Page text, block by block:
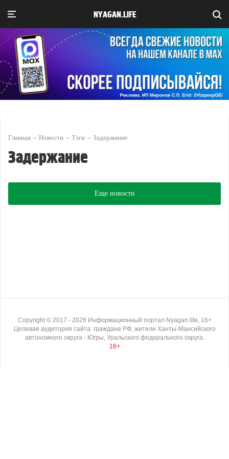
NYAGAN.LIFE
Главная Новости Тэги Задержание
Задержание
Еще новости
Copyright © 2017 - 2026 Информационный портал Nyagan.life, 16+
Целевая аудитория сайта: граждане РФ, жители Ханты-Мансийского
автономного округа - Югры, Уральского федерального округа.
16+